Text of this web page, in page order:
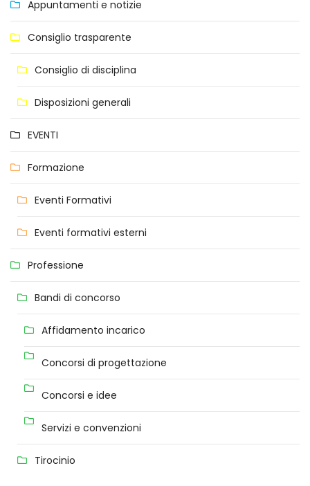
Appuntamenti e notizie
Consiglio trasparente
Consiglio di disciplina
Disposizioni generali
EVENTI
Formazione
Eventi Formativi
Eventi formativi esterni
Professione
Bandi di concorso
Affidamento incarico
Concorsi di progettazione
Concorsi e idee
Servizi e convenzioni
Tirocinio